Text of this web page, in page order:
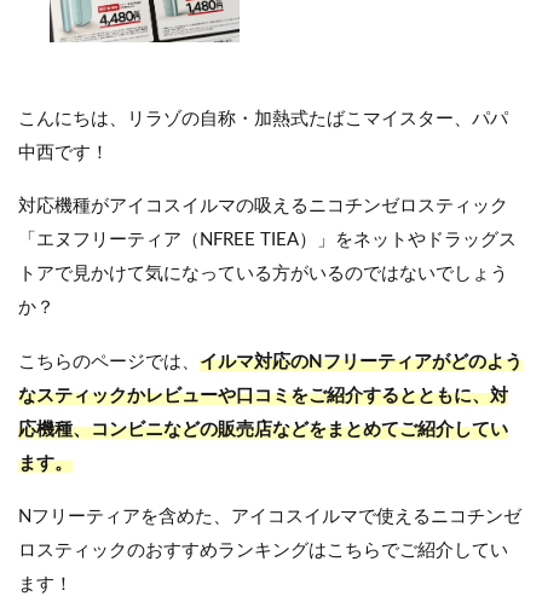
こんにちは、リラゾの自称・加熱式たばこマイスター、パパ
中西です！
対応機種がアイコスイルマの吸えるニコチンゼロスティック
「エヌフリーティア（NFREE TIEA）」をネットやドラッグス
トアで見かけて気になっている方がいるのではないでしょう
か？
こちらのページでは、 イルマ対応のNフリーティアがどのよう
なスティックかレビューや口コミをご紹介するとともに、対
応機種、コンビニなどの販売店などをまとめてご紹介してい
ます。
Nフリーティアを含めた、アイコスイルマで使えるニコチンゼ
ロスティックのおすすめランキングはこちらでご紹介してい
ます！